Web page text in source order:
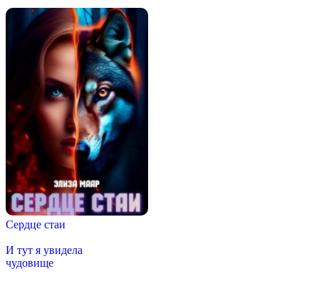
Сердце стаи
И тут я увидела
чудовище